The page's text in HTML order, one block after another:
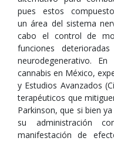
pues estos
un área del sistema
cabo el control de
funciones
neurodegenerativo.
cannabis en México,
y Estudios Avanzados
terapéuticos que
Parkinson, que si bien
su administración
manifestación de